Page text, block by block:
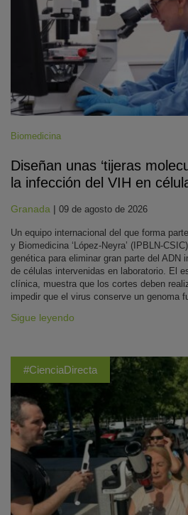
Biomedicina
Diseñan unas ‘tijeras
la infección del VIH en
Granada | 09 de agosto de 2026
Un equipo internacional del que forma
y Biomedicina ‘López-Neyra’ (IPBLN-
genética para eliminar gran parte del ADN
de células intervenidas en laboratorio. El
clínica, muestra que los cortes deben
impedir que el virus conserve un genoma
Sigue leyendo
#CienciaDirecta